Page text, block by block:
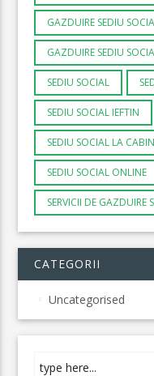
GAZDUIRE SEDIU
GAZDUIRE SEDIU
SEDIU SOCIAL
SEDIU SOCIAL IEFTIN
SEDIU SOCIAL LA
SEDIU SOCIAL ONLINE
SERVICII DE GAZDUIRE
CATEGORII
Uncategorised